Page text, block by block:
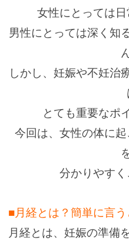
女性にとっては日
男性にとっては深く知
しかし、妊娠や不妊治
とても重要なポ
今回は、女性の体に
分かりやすく
■月経とは？簡単に言
月経とは、妊娠の準備